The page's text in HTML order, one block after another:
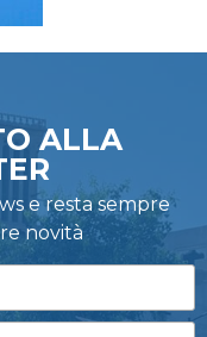
ALLA
e resta sempre
novità